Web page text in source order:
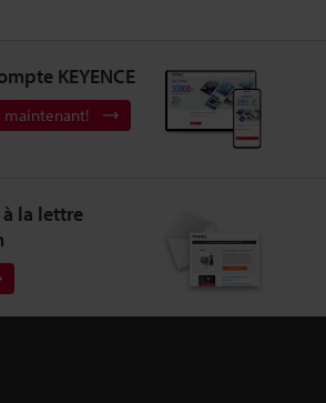
KEYENCE
maintenant!
la lettre